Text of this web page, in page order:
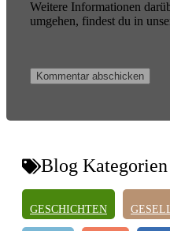
Weitere Informationen
umgehen, findest du in
Blog Kategorien
GESCHICHTEN